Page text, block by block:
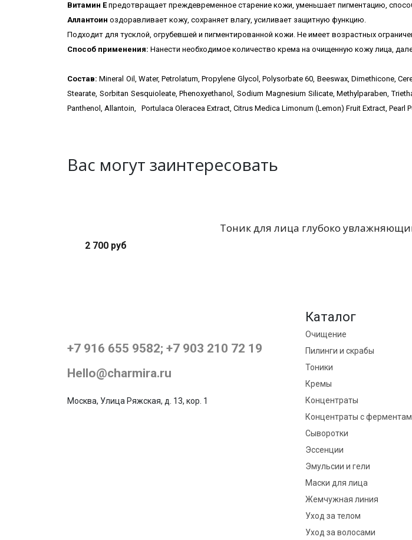
Витамин Епредотвращает преждевременное старение кожи, уменьшает пигментацию,
Аллантоин оздоравливает кожу, сохраняет влагу, усиливает защитную функцию.
Подходит для тусклой, огрубевшей и пигментированной кожи. Не имеет возрастных
Способ применения: Нанести необходимое количество крема на очищенную кожу лица,
Состав: Mineral Oil, Water, Petrolatum, Propylene Glycol, Polysorbate 60, Beeswax, Dimethicone,
Stearate, Sorbitan Sesquioleate, Phenoxyethanol, Sodium Magnesium Silicate, Methylparaben,
Panthenol, Allantoin, Portulaca Oleracea Extract, Citrus Medica Limonum (Lemon) Fruit Extract, Pearl
Вас могут заинтересовать
Тоник для лица глубоко
2 700 руб
+7 916 655 9582; +7 903 210 72 19
Hello@charmira.ru
Москва, Улица Ряжская, д. 13, кор. 1
Каталог
Очищение
Пилинги и скрабы
Тоники
Кремы
Концентраты
Концентраты с
Сыворотки
Эссенции
Эмульсии и гели
Маски для лица
Жемчужная линия
Уход за телом
Уход за волосами